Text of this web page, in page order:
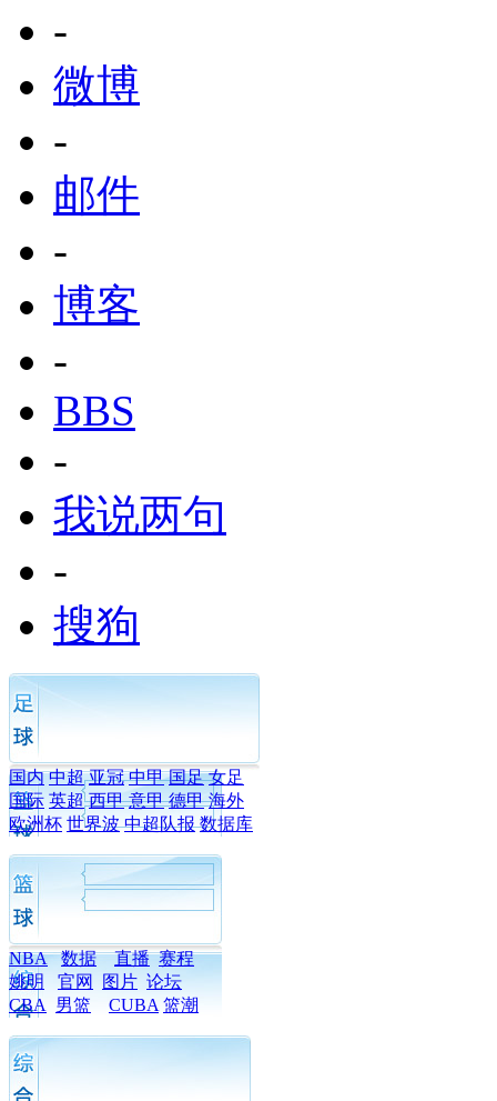
-
微博
-
邮件
-
博客
-
BBS
-
我说两句
-
搜狗
国内 中超 亚冠 中甲 国足 女足
国际 英超 西甲 意甲 德甲 海外
欧洲杯 世界波 中超队报 数据库
NBA 数据 直播 赛程
姚明
官网 图片 论坛
CBA
男篮 CUBA 篮潮